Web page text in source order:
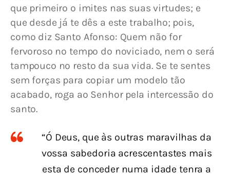
que primeiro o imites nas suas virtudes; e
que desde já te dês a este trabalho; pois,
como diz Santo Afonso: Quem não for
fervoroso no tempo do noviciado, nem o será
tampouco no resto da sua vida. Se te sentes
sem forças para copiar um modelo tão
acabado, roga ao Senhor pela intercessão do
santo.
“Ó Deus, que às outras maravilhas da
vossa sabedoria acrescentastes mais
esta de conceder numa idade tenra a